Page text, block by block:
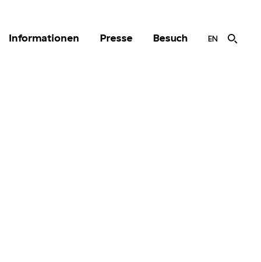
Informationen Presse Besuch EN